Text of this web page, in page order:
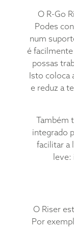
O R-Go
Podes
num
é
possas
Isto coloca
e reduz a
Também
integrado
facilitar a
leve:
O Riser
Por